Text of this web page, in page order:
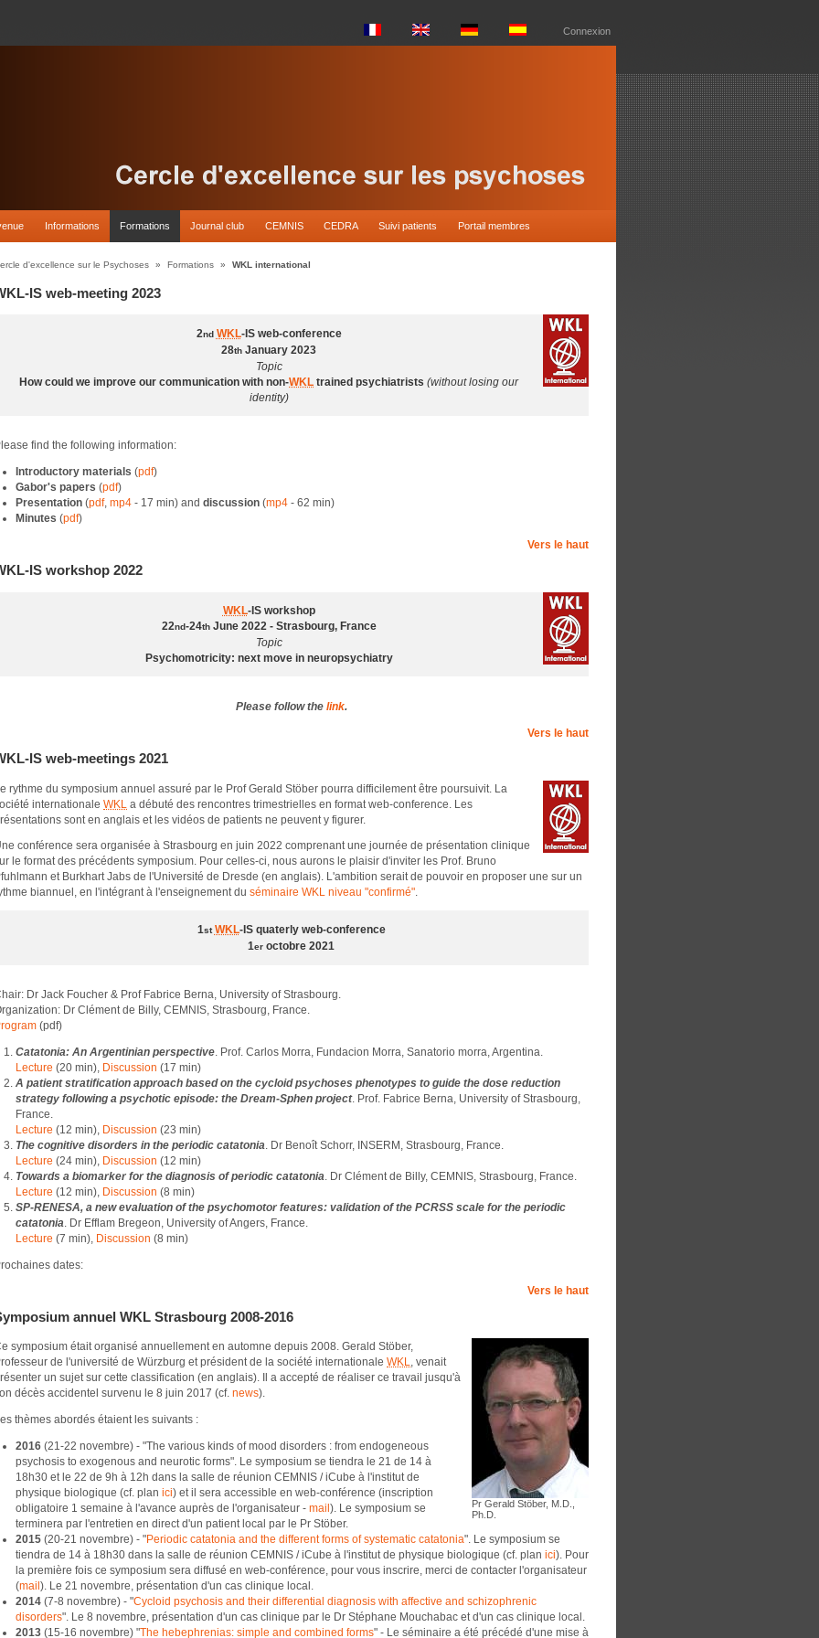
Connexion
Informations Formations Journal club CEMNIS CEDRA Suivi patients Portail membres
d'excellence sur le Psychoses » Formations » WKL international
IS web-meeting 2023
2nd WKL-IS web-conference
28th January 2023
Topic
How could we improve our communication with non-WKL trained psychiatrists(without losing our
identity)
find the following information:
Introductory materials (pdf)
Gabor's papers (pdf)
Presentation(pdf, mp4- 17 min) and discussion(mp4- 62 min)
Minutes (pdf)
Vers le haut
IS workshop 2022
WKL-IS workshop
22nd-24thJune 2022 - Strasbourg, France
Topic
Psychomotricity: next move in neuropsychiatry
Please follow the link.
Vers le haut
IS web-meetings 2021
rythme du symposium annuel assuré par le Prof Gerald Stöber pourra difficilement être poursuivit. La
internationale WKL a débuté des rencontres trimestrielles en format web-conference. Les
sont en anglais et les vidéos de patients ne peuvent y figurer.
conférence sera organisée à Strasbourg en juin 2022 comprenant une journée de présentation clinique
le format des précédents symposium. Pour celles-ci, nous aurons le plaisir d'inviter les Prof. Bruno
et Burkhart Jabs de l'Université de Dresde (en anglais). L'ambition serait de pouvoir en proposer une sur un
biannuel, en l'intégrant à l'enseignement du séminaire WKL niveau "confirmé"
1st WKL-IS quaterly web-conference
1er octobre 2021
Dr Jack Foucher & Prof Fabrice Berna, University of Strasbourg.
Dr Clément de Billy, CEMNIS, Strasbourg, France.
(pdf)
Catatonia: An Argentinian perspective. Prof. Carlos Morra, Fundacion Morra, Sanatorio morra, Argentina.
Lecture (20 min), Discussion (17 min)
A patient stratification approach based on the cycloid psychoses phenotypes to guide the dose reduction
strategy following a psychotic episode: the Dream-Sphen project. Prof. Fabrice Berna, University of Strasbourg,
France.
Lecture (12 min), Discussion (23 min)
The cognitive disorders in the periodic catatonia . Dr Benoît Schorr, INSERM, Strasbourg, France.
Lecture (24 min), Discussion (12 min)
Towards a biomarker for the diagnosis of periodic catatonia . Dr Clément de Billy, CEMNIS, Strasbourg, France.
Lecture (12 min), Discussion (8 min)
SP-RENESA, a new evaluation of the psychomotor features: validation of the PCRSS scale for the periodic
catatonia . Dr Efflam Bregeon, University of Angers, France.
Lecture (7 min), Discussion (8 min)
dates:
Vers le haut
annuel WKL Strasbourg 2008-2016
Pr Gerald Stöber, M.D.,
Ph.D.
symposium était organisé annuellement en automne depuis 2008. Gerald Stöber,
de l'université de Würzburg et président de la société internationale WKL
, venait
un sujet sur cette classification (en anglais). Il a accepté de réaliser ce travail jusqu'à
décès accidentel survenu le 8 juin 2017 (cf. news).
Les thèmes abordés étaient les suivants :
2016(21-22 novembre) - "The various kinds of mood disorders : from endogeneous
psychosis to exogenous and neurotic forms". Le symposium se tiendra le 21 de 14 à
18h30 et le 22 de 9h à 12h dans la salle de réunion CEMNIS / iCube à l'institut de
physique biologique (cf. plan ici) et il sera accessible en web-conférence (inscription
obligatoire 1 semaine à l'avance auprès de l'organisateur - mail). Le symposium se
terminera par l'entretien en direct d'un patient local par le Pr Stöber.
2015(20-21 novembre) - "Periodic catatonia and the different forms of systematic catatonia". Le symposium se
tiendra de 14 à 18h30 dans la salle de réunion CEMNIS / iCube à l'institut de physique biologique (cf. plan ici). Pour
la première fois ce symposium sera diffusé en web-conférence, pour vous inscrire, merci de contacter l'organisateur
(mail). Le 21 novembre, présentation d'un cas clinique local.
2014(7-8 novembre) - "Cycloid psychosis and their differential diagnosis with affective and schizophrenic
disorders". Le 8 novembre, présentation d'un cas clinique par le Dr Stéphane Mouchabac et d'un cas clinique local.
2013(15-16 novembre) "The hebephrenias: simple and combined forms" - Le séminaire a été précédé d'une mise à